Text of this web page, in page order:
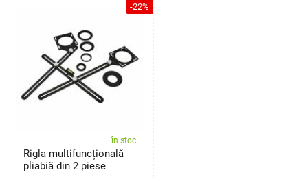
-22%
în stoc
Rigla multifuncțională
pliabiă din 2 piese